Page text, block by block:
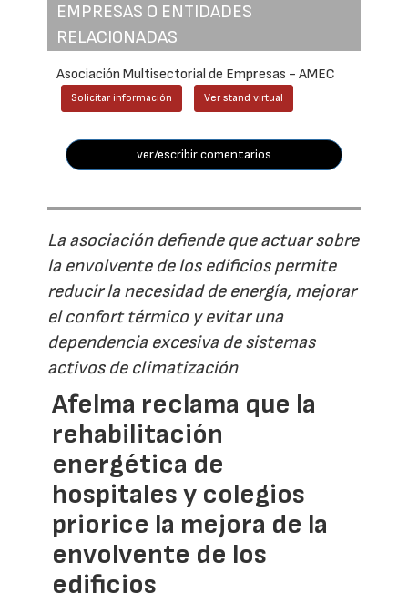
EMPRESAS O ENTIDADES
RELACIONADAS
Asociación Multisectorial de Empresas - AMEC
Solicitar información Ver stand virtual
ver/escribir comentarios
La asociación defiende que actuar sobre
la envolvente de los edificios permite
reducir la necesidad de energía, mejorar
el confort térmico y evitar una
dependencia excesiva de sistemas
activos de climatización
Afelma reclama que la
rehabilitación
energética de
hospitales y colegios
priorice la mejora de la
envolvente de los
edificios